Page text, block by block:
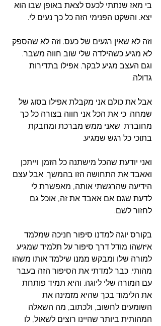
בי מאז שנתתי לכעס לצאת באופן שבו הוא
יצא. והשקט הפנימי הזה כל כך נעים לי.
וזה לא שאין רגעים של כעס. וזה לא שהספק
לא מגיע כשהילדה שלי שוב חווה משבר.
וגם העצב מגיע לבקר. אפילו בתדירות
גדולה.
אבל את כולם אני מקבלת אפילו בסוג של
שמחה. כי את הכל אני חווה בצורה כל כך
מחוברת. שאני ממש מברכת ומחבקת
בתוכי כל רגש שמגיע.
ואני יודעת שהכל מישתנה כל הזמן. וייתכן
ואאבד את התחושה הזו בהמשך. אבל עצם
הידיעה שהרגשתי אותה, מאפשרת לי
לדעת שגם אם אאבד את זה, אוכל גם
לחזור לשם.
בקורס יוגה למדנו סיפור חניכה שמלמד
איזשהו מודל דרך סיפור על תלמיד שמגיע
למורה שלו ומבקש ממנו שילמד אותו משהו
מהותי. כבר למדתי את הסיפור הזה בעבר
עם המורה שלי ליוגה. והיא תמיד פותחת
את הלימוד בכך שהיא מזמינה את
השומעים לחשוב, ולכתוב, מה השאלה
המהותית ביותר שהיינו רוצים לשאול, לו